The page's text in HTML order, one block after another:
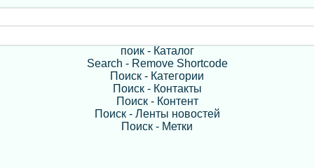
поик - Каталог
Search - Remove Shortcode
Поиск - Категории
Поиск - Контакты
Поиск - Контент
Поиск - Ленты новостей
Поиск - Метки